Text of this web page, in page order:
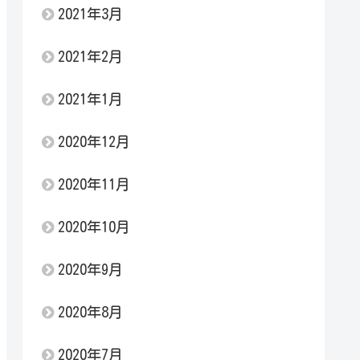
2021年3月
2021年2月
2021年1月
2020年12月
2020年11月
2020年10月
2020年9月
2020年8月
2020年7月